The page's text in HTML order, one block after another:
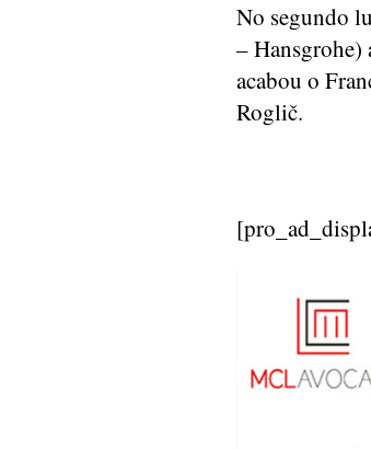
No segundo
– Hansgrohe)
acabou o
Roglič.